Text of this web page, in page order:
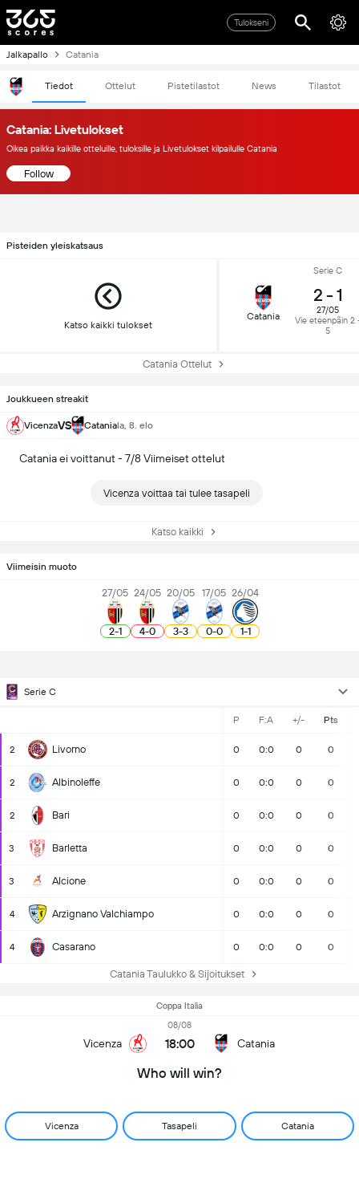
Tulokseni
Jalkapallo Catania
Tiedot Ottelut Pistetilastot News Tilastot
Catania: Livetulokset
Oikea paikka kaikille otteluille, tuloksille ja Livetulokset kilpailulle Catania
Follow
Pisteiden yleiskatsaus
Katso kaikki tulokset
Serie C
Catania
2 - 1
27/05
Vie eteenpäin 2
5
Catania Ottelut
Viimeisin muoto
27/05
2-1
24/05
4-0
20/05
3-3
17/05
0-0
26/04
1-1
Serie C
P F:A +/- Pts
2 Livorno 0 0:0 0 0
2 Albinoleffe 0 0:0 0 0
2 Bari 0 0:0 0 0
3 Barletta 0 0:0 0 0
3 Alcione 0 0:0 0 0
4 Arzignano Valchiampo 0 0:0 0 0
4 Casarano 0 0:0 0 0
Catania Taulukko & Sijoitukset
Joukkueen streakit
VicenzaVS Cataniala, 8. elo
Catania ei voittanut - 7/8 Viimeiset ottelut
Vicenza voittaa tai tulee tasapeli
Katso kaikki
Coppa Italia
Vicenza
08/08
18:00 Catania
Who will win?
Vicenza Tasapeli Catania